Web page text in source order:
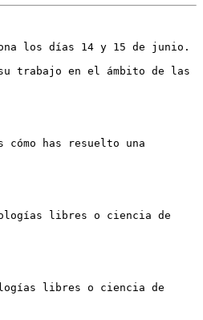
los días 14 y 15 de junio.
trabajo en el ámbito de las
cómo has resuelto una
libres o ciencia de
libres o ciencia de